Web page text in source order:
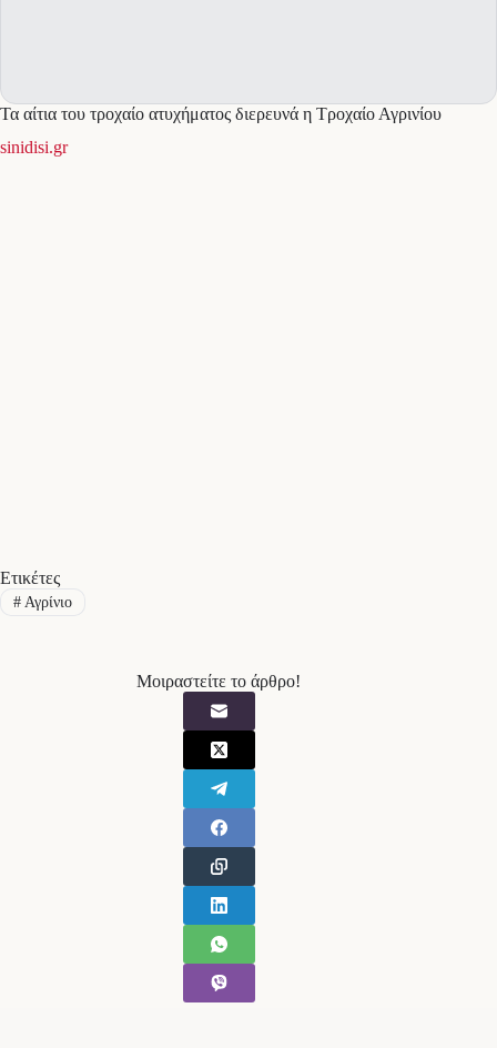
Τα αίτια του τροχαίο ατυχήματος διερευνά η Τροχαίο Αγρινίου
sinidisi.gr
Ετικέτες
#Αγρίνιο
Μοιραστείτε το άρθρο!